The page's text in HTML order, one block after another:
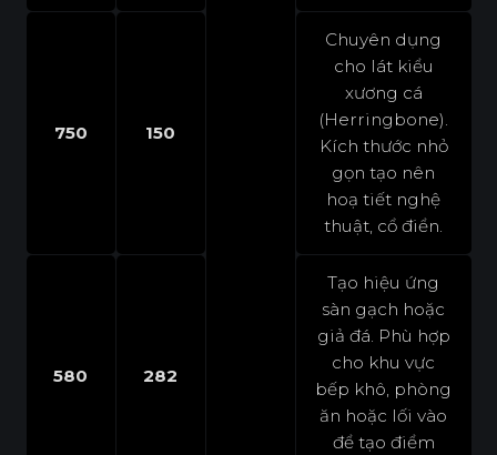
750 150
Chuyên dụng
cho lát kiểu
xương cá
(Herringbone).
Kích thước nhỏ
gọn tạo nên
hoạ tiết nghệ
thuật, cổ điển.
580 282
Tạo hiệu ứng
sàn gạch hoặc
giả đá. Phù hợp
cho khu vực
bếp khô, phòng
ăn hoặc lối vào
để tạo điểm